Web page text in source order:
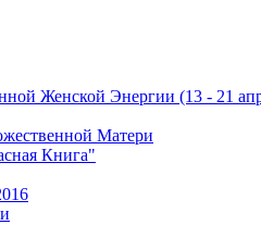
Женской Энергии (13 - 21
Матери
Книга"